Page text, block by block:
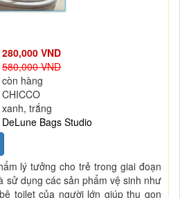
280,000 VND
580,000 VND
còn hàng
CHICCO
xanh, trắng
DeLune Bags Studio
lý tưởng cho trẻ trong giai đoạn
sử dụng các sản phẩm vệ sinh như
toilet của người lớn giúp thu gọn